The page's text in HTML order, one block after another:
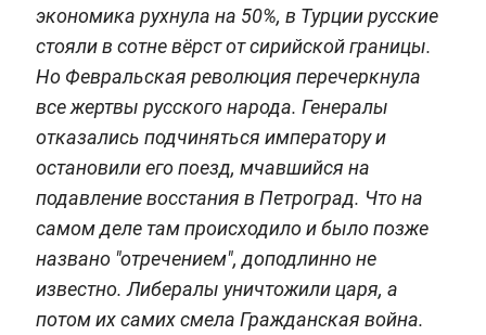
экономика рухнула на 50%, в Турции русские
стояли в сотне вёрст от сирийской границы.
Но Февральская революция перечеркнула
все жертвы русского народа. Генералы
отказались подчиняться императору и
остановили его поезд, мчавшийся на
подавление восстания в Петроград. Что на
самом деле там происходило и было позже
названо "отречением", доподлинно не
известно. Либералы уничтожили царя, а
потом их самих смела Гражданская война.